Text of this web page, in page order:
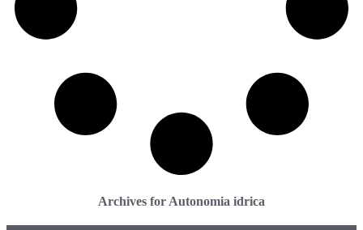
Archives for Autonomia idrica